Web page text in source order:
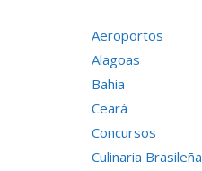
Aeroportos
Alagoas
Bahia
Ceará
Concursos
Culinaria Brasileña